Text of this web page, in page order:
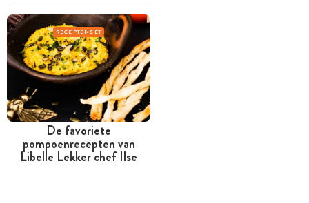
RECEPTENSET
De favoriete
pompoenrecepten van
Libelle Lekker chef Ilse